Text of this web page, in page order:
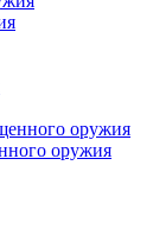
оружия